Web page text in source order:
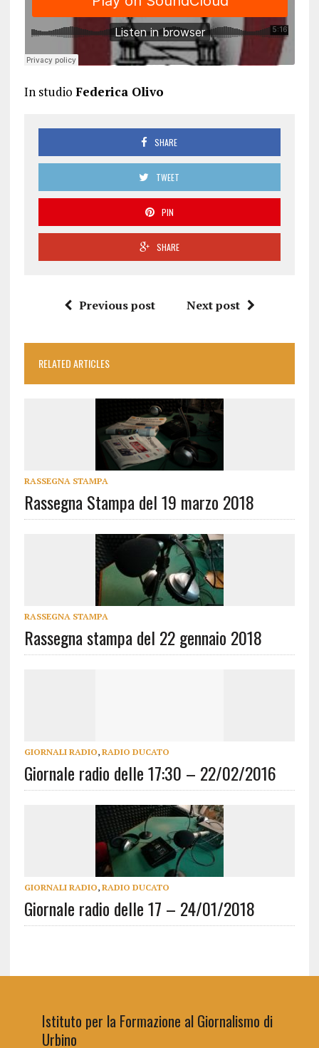
In studio Federica Olivo
SHARE
TWEET
PIN
SHARE
Previous post Next post
RELATED ARTICLES
RASSEGNA STAMPA
Rassegna Stampa del 19 marzo 2018
RASSEGNA STAMPA
Rassegna stampa del 22 gennaio 2018
GIORNALI RADIO, RADIO DUCATO
Giornale radio delle 17:30 – 22/02/2016
GIORNALI RADIO, RADIO DUCATO
Giornale radio delle 17 – 24/01/2018
Istituto per la Formazione al Giornalismo di
Urbino